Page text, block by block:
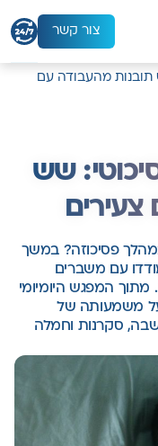
ג
צור קשר
מהעבודה עם
שש
פסיכוזה? במשך
עם משברים
מתוך המפגש היומיומי
על משמעותה של
סקרנות וחמלה